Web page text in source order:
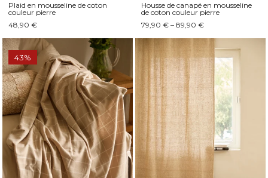
Plaid en mousseline de coton
couleur pierre
48,90 €
Housse de canapé en mousseline
de coton couleur pierre
79,90 € – 89,90 €
43%